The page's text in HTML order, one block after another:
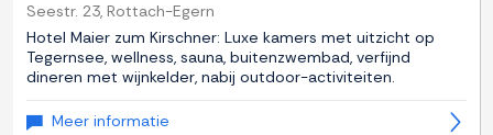
Seestr. 23, Rottach-Egern
Hotel Maier zum Kirschner: Luxe kamers met uitzicht op
Tegernsee, wellness, sauna, buitenzwembad, verfijnd
dineren met wijnkelder, nabij outdoor-activiteiten.
Meer informatie